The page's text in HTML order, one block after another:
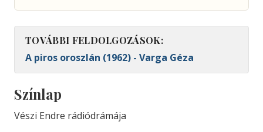
TOVÁBBI FELDOLGOZÁSOK:
A piros oroszlán (1962) - Varga Géza
Színlap
Vészi Endre rádiódrámája